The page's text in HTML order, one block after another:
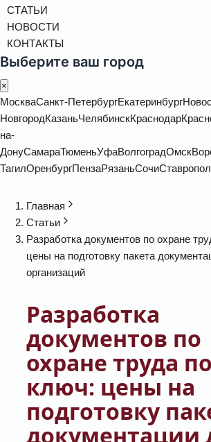
СТАТЬИ
НОВОСТИ
КОНТАКТЫ
Выберите ваш город
×
МоскваСанкт-ПетербургЕкатеринбург
НовгородКазаньЧелябинскКраснодар
на-
ДонуСамараТюменьУфаВолгоградОмск
ТагилОренбургПензаРязаньСочи
Главная
Статьи
Разработка документов по охране
цены на подготовку пакета
организаций
Разработка
документов по
охране труда
ключ: цены на
подготовку
документации